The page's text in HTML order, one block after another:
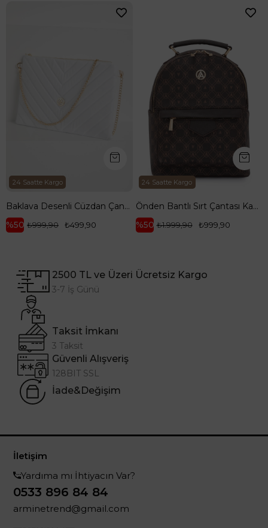
24 Saatte Kargo
Baklava Desenli Cüzdan Çanta-Beyaz ARM143
%50
₺499,90
₺999,90
24 Saatte Kargo
Önden Bantlı Sırt Çantası Kahverengi ARM 165
%50
₺999,90
₺1.999,90
2500 TL ve Üzeri Ücretsiz Kargo
3-7 İş Günü
Taksit İmkanı
3 Taksit
Güvenli Alışveriş
128BIT SSL
İade&Değişim
İletişim
Yardıma mı İhtiyacın Var?
0533 896 84 84
arminetrend@gmail.com